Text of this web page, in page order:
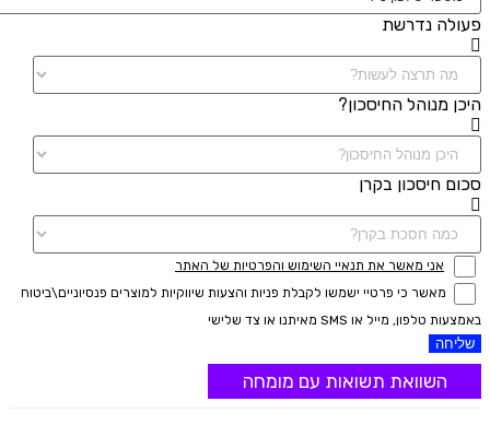
פעולה נדרשת
היכן מנוהל החיסכון?
סכום חיסכון בקרן
אני מאשר את תנאיי השימוש והפרטיות של האתר
מאשר כי פרטיי ישמשו לקבלת פניות והצעות שיווקיות למוצרים פנסיוניים\ביטוח
באמצעות טלפון, מייל או SMS מאיתנו או צד שלישי
שליחה
השוואת תשואות עם מומחה